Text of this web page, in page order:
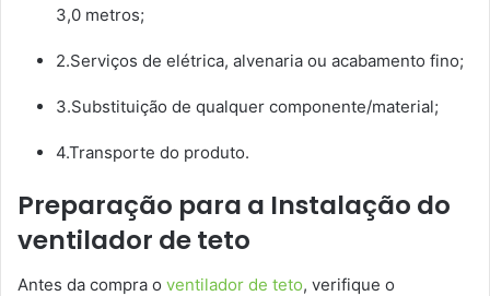
3,0 metros;
2.Serviços de elétrica, alvenaria ou acabamento fino;
3.Substituição de qualquer componente/material;
4.Transporte do produto.
Preparação para a Instalação do
ventilador de teto
Antes da compra o ventilador de teto, verifique o